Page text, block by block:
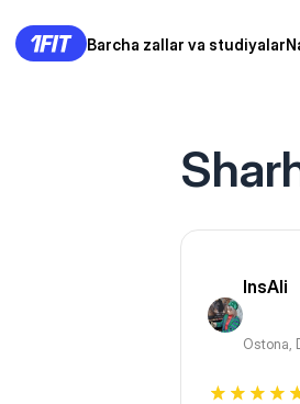
Barcha zallar va studiyalar
InsAli
Ostona,